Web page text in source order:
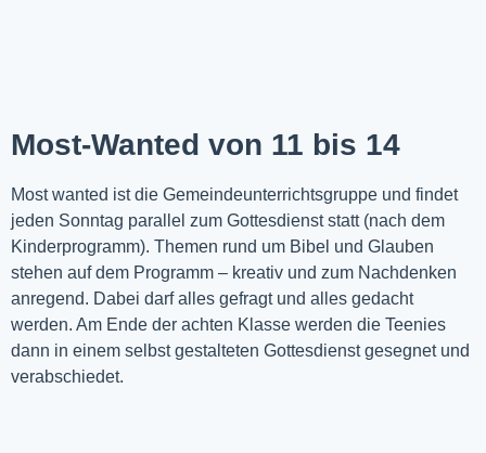
Most-Wanted von 11 bis 14
Most wanted ist die Gemeindeunterrichtsgruppe und findet
jeden Sonntag parallel zum Gottesdienst statt (nach dem
Kinderprogramm). Themen rund um Bibel und Glauben
stehen auf dem Programm – kreativ und zum Nachdenken
anregend. Dabei darf alles gefragt und alles gedacht
werden. Am Ende der achten Klasse werden die Teenies
dann in einem selbst gestalteten Gottesdienst gesegnet und
verabschiedet.